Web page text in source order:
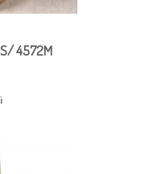
4572M